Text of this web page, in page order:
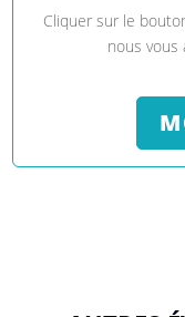
Cliquer sur le
nous vous